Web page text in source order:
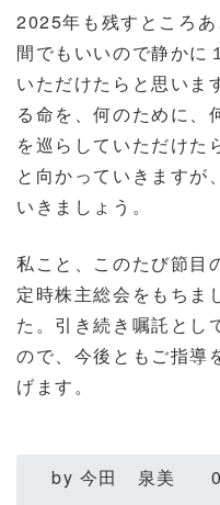
2025年も残すところ
間でもいいので静かに
いただけたらと思いま
る命を、何のために、
を巡らしていただけた
と向かっていきますが
いきましょう。
私こと、このたび節目
定時株主総会をもちま
た。引き続き嘱託とし
ので、今後ともご指導
げます。
by 今田 泉美